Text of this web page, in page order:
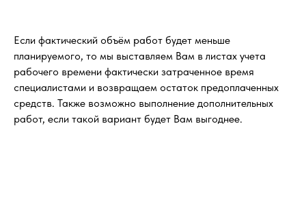
Если фактический объём работ будет меньше
планируемого, то мы выставляем Вам в листах учета
рабочего времени фактически затраченное время
специалистами и возвращаем остаток предоплаченных
средств. Также возможно выполнение дополнительных
работ, если такой вариант будет Вам выгоднее.